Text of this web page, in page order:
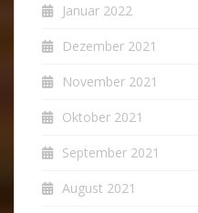
Januar 2022
Dezember 2021
November 2021
Oktober 2021
September 2021
August 2021